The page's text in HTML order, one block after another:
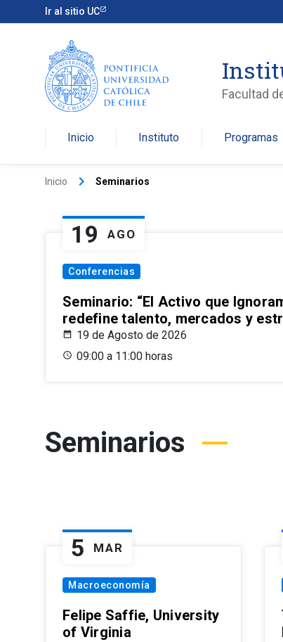
Ir al sitio UC
Facultad
Inicio Instituto Programas
Inicio keyboard_arrow_right Seminarios
19 AGO
Conferencias
Seminario: “El Activo que
redefine talento, mercados y
19 de Agosto de 2026
09:00 a 11:00 horas
Seminarios
5 MAR
Macroeconomía
Felipe Saffie, University
of Virginia